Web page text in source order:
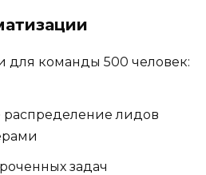
для команды 500 человек:
распределение лидов
задач